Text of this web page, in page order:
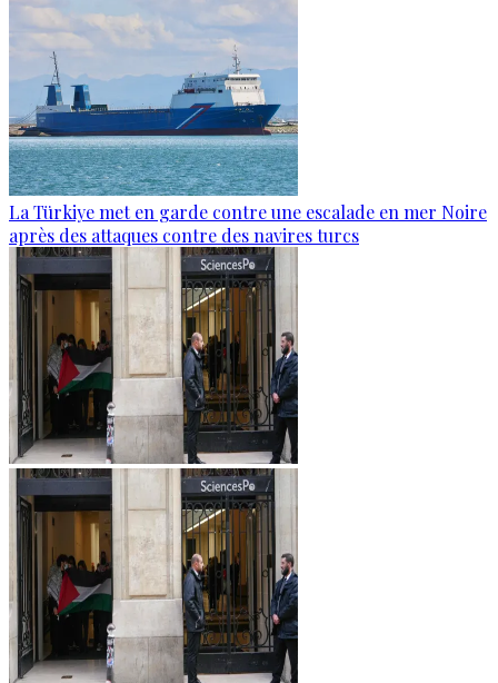
La Türkiye met en garde contre une escalade en mer Noire
après des attaques contre des navires turcs